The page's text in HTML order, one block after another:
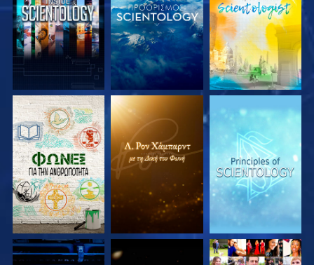
ΕΞΕΡΕΥΝΗΣΤΕ ΤΗ
ΣΕΙΡΑ
ΕΞΕΡΕΥΝΗΣΤΕ ΤΗ
ΣΕΙΡΑ
ΕΞΕΡΕΥΝΗΣΤΕ ΤΗ
ΣΕΙΡΑ